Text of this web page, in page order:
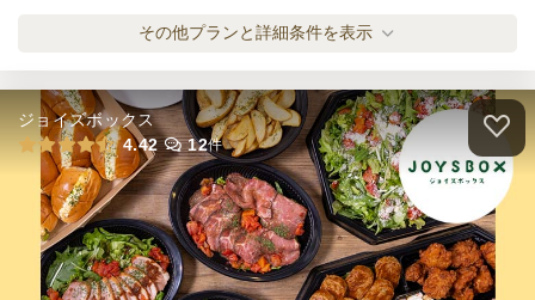
※定休日を除く営業日換算
最低ご注文金額 63,000円
ケータリング
締切 5日前19時
※定休日を除く営業日換算
定休日 日・祝
最低ご注文金額 0円
ン
ボノボ 小分け・フィンガー ラグジュアリー
プラン
オードブル
2,500円/人
ボノボのケータリング スペシャルプラン
ケータリング 2,500円/人
その他プランと詳細条件を表示
ジョイズボックス
4.42
12件